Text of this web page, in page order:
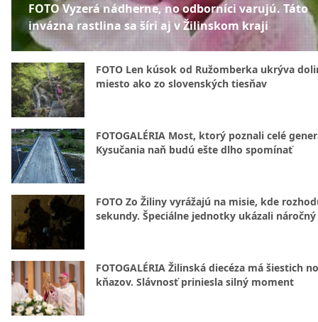
FOTO Vyzerá nádherne, no odborníci varujú. Táto
invázna rastlina sa šíri aj v Žilinskom kraji
FOTO Len kúsok od Ružomberka ukrýva
miesto ako zo slovenských tiesňav
FOTOGALÉRIA Most, ktorý poznali celé
Kysučania naň budú ešte dlho spomínať
FOTO Zo Žiliny vyrážajú na misie, kde
sekundy. Špeciálne jednotky ukázali
FOTOGALÉRIA Žilinská diecéza má šiestich
kňazov. Slávnosť priniesla silný moment